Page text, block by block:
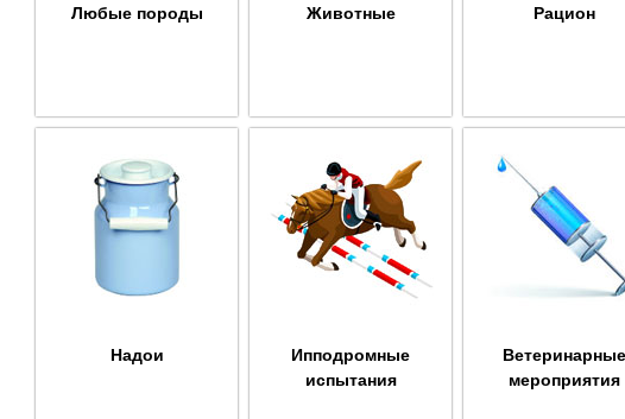
Любые породы Животные Рацион
Надои
Ипподромные
испытания
Ветеринарные
мероприятия